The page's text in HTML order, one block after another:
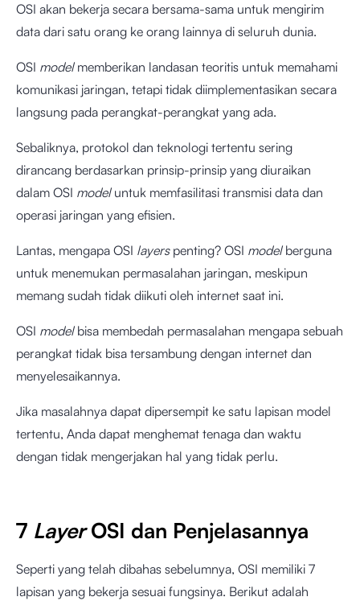
OSI akan bekerja secara bersama-sama untuk mengirim
data dari satu orang ke orang lainnya di seluruh dunia.
OSI model memberikan landasan teoritis untuk memahami
komunikasi jaringan, tetapi tidak diimplementasikan secara
langsung pada perangkat-perangkat yang ada.
Sebaliknya, protokol dan teknologi tertentu sering
dirancang berdasarkan prinsip-prinsip yang diuraikan
dalam OSI model untuk memfasilitasi transmisi data dan
operasi jaringan yang efisien.
Lantas, mengapa OSI layers penting? OSI model berguna
untuk menemukan permasalahan jaringan, meskipun
memang sudah tidak diikuti oleh internet saat ini.
OSI model bisa membedah permasalahan mengapa sebuah
perangkat tidak bisa tersambung dengan internet dan
menyelesaikannya.
Jika masalahnya dapat dipersempit ke satu lapisan model
tertentu, Anda dapat menghemat tenaga dan waktu
dengan tidak mengerjakan hal yang tidak perlu.
7 LayerOSI dan Penjelasannya
Seperti yang telah dibahas sebelumnya, OSI memiliki 7
lapisan yang bekerja sesuai fungsinya. Berikut adalah